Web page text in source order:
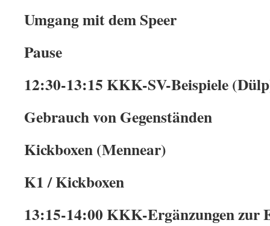
Umgang mit dem Speer
Pause
12:30-13:15 KKK-SV-Beispiele
Gebrauch von Gegenständen
Kickboxen (Mennear)
K1 / Kickboxen
13:15-14:00 KKK-Ergänzungen zur